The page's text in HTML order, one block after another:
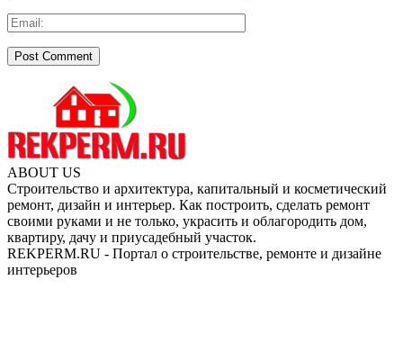
ABOUT US
Строительство и архитектура, капитальный и косметический
ремонт, дизайн и интерьер. Как построить, сделать ремонт
своими руками и не только, украсить и облагородить дом,
квартиру, дачу и приусадебный участок.
REKPERM.RU - Портал о строительстве, ремонте и дизайне
интерьеров